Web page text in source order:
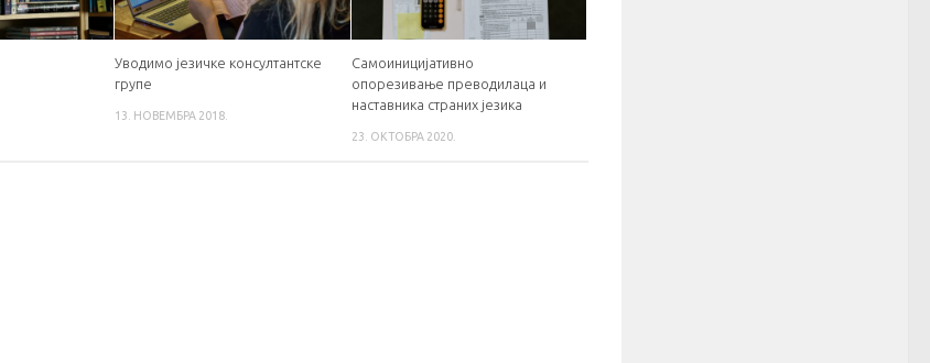
Уводимо језичке консултантске
групе
13. НОВЕМБРА 2018.
Самоиницијативно
опорезивање преводилаца и
наставника страних језика
23. ОКТОБРА 2020.